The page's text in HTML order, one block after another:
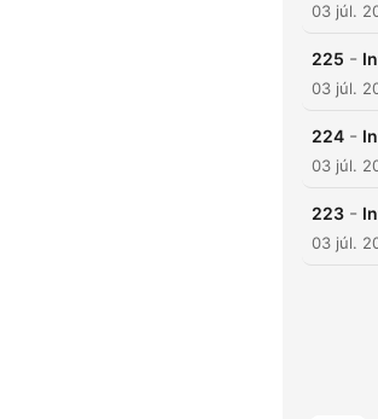
03 júl.
225 -
03 júl.
224 -
03 júl.
223 -
03 júl.